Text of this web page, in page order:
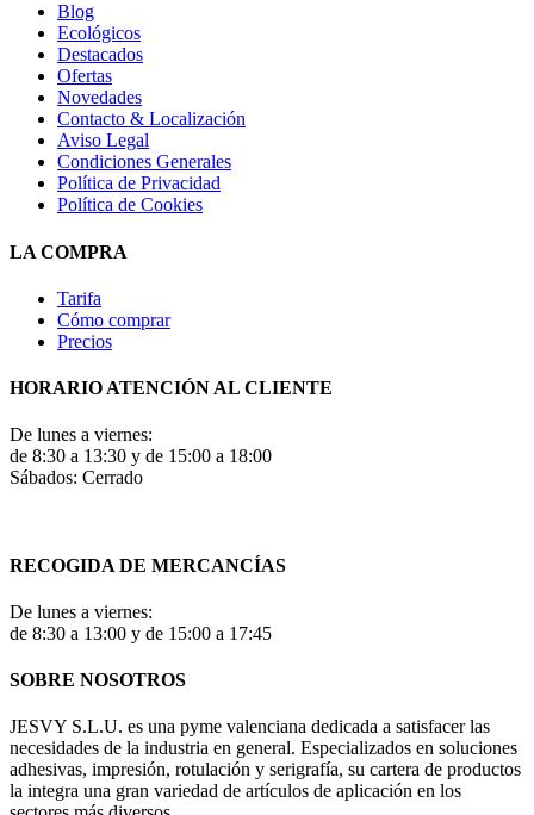
Blog
Ecológicos
Destacados
Ofertas
Novedades
Contacto & Localización
Aviso Legal
Condiciones Generales
Política de Privacidad
Política de Cookies
LA COMPRA
Tarifa
Cómo comprar
Precios
HORARIO ATENCIÓN AL CLIENTE
De lunes a viernes:
de 8:30 a 13:30 y de 15:00 a 18:00
Sábados: Cerrado
RECOGIDA DE MERCANCÍAS
De lunes a viernes:
de 8:30 a 13:00 y de 15:00 a 17:45
SOBRE NOSOTROS
JESVY S.L.U. es una pyme valenciana dedicada a satisfacer las
necesidades de la industria en general. Especializados en soluciones
adhesivas, impresión, rotulación y serigrafía, su cartera de productos
la integra una gran variedad de artículos de aplicación en los